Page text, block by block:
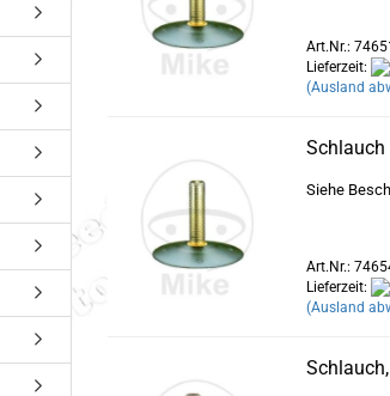
Art.Nr.:
Lieferzeit:
(Ausland
Siehe
Art.Nr.:
Lieferzeit:
(Ausland